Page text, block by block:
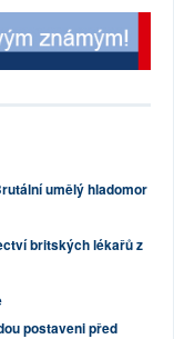
umělý hladomor
britských lékařů z
postaveni před